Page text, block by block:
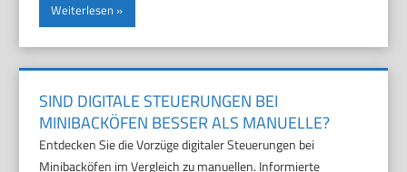
Weiterlesen
SIND DIGITALE STEUERUNGEN BEI
MINIBACKÖFEN BESSER ALS MANUELLE?
Entdecken Sie die Vorzüge digitaler Steuerungen bei
Minibacköfen im Vergleich zu manuellen. Informierte